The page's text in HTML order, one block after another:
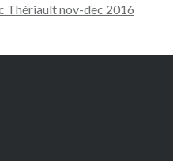
Thériault nov-dec 2016